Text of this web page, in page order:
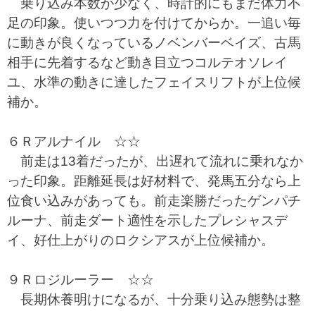
乗り込み本数が少なく、時計的にもまだ体力不
足の印象。使いつつ力を付けてからか。一追い毎
に動きが良くなっているノベンバーベイズ、古馬
相手に先着するなど動き目立つコルテオソレイ
ユ、水準の動きに達したフェイスリフトが上位候
補か。
６Ｒアルナイル ☆☆
前走は13着だったが、出遅れて流れに乗れなか
った印象。距離延長は好材料で、発馬五分なら上
位食い込みがあっても。前走楽勝だったゲンパチ
ルーナ、前走ダート適性を示したプレシャスデ
イ、好仕上がりのロクシアスが上位候補か。
９Ｒロジルーラー ☆☆
長期休養明けになるが、十分乗り込み態勢は整